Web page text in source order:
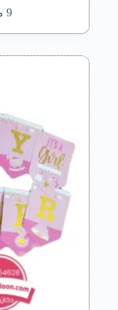
9 متوفر في المخزون